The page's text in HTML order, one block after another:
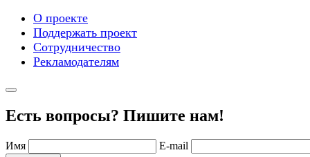
О проекте
Поддержать проект
Сотрудничество
Рекламодателям
Есть вопросы? Пишите нам!
Имя E-mail